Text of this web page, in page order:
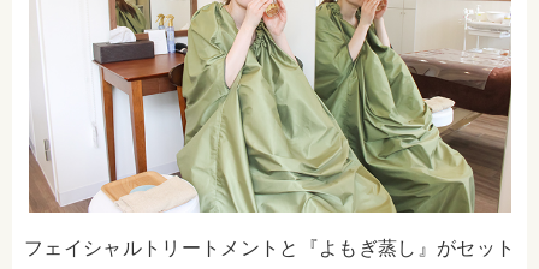
フェイシャルトリートメントと『よもぎ蒸し』がセット